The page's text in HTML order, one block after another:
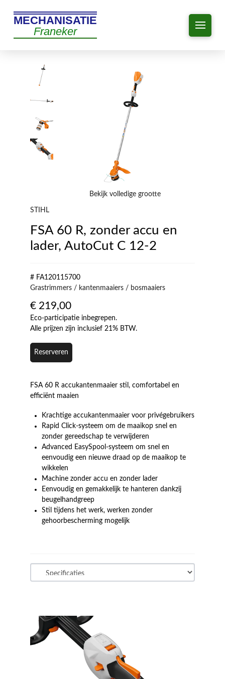
MECHANISATIE
Franeker
Bekijk volledige grootte
STIHL
FSA 60 R, zonder accu en
lader, AutoCut C 12-2
# FA120115700
Grastrimmers / kantenmaaiers / bosmaaiers
€ 219,00
Eco-participatie inbegrepen.
Alle prijzen zijn inclusief 21% BTW.
Reserveren
FSA 60 R accukantenmaaier stil, comfortabel en
efficiënt maaien
Krachtige accukantenmaaier voor privégebruikers
Rapid Click-systeem om de maaikop snel en
zonder gereedschap te verwijderen
Advanced EasySpool-systeem om snel en
eenvoudig een nieuwe draad op de maaikop te
wikkelen
Machine zonder accu en zonder lader
Eenvoudig en gemakkelijk te hanteren dankzij
beugelhandgreep
Stil tijdens het werk, werken zonder
gehoorbescherming mogelijk